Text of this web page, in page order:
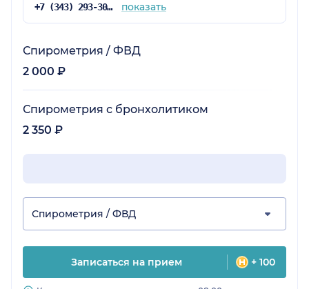
+7 (343) 293-30-81 показать
Спирометрия / ФВД
2 000 ₽
Спирометрия с бронхолитиком
2 350 ₽
Спирометрия / ФВД
Записаться на прием + 100